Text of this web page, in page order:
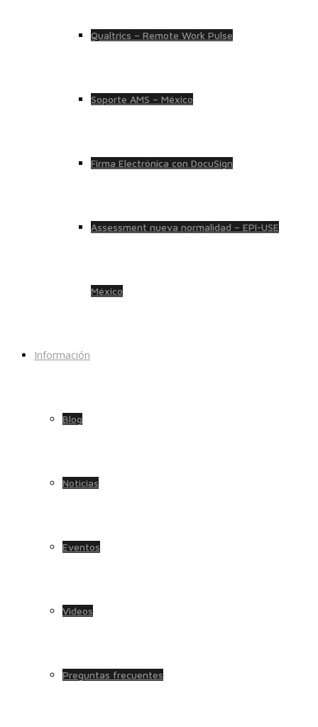
Qualtrics – Remote Work Pulse
Soporte AMS – México
Firma Electrónica con DocuSign
Assessment nueva normalidad – EPI-USE
México
Información
Blog
Noticias
Eventos
Videos
Preguntas frecuentes